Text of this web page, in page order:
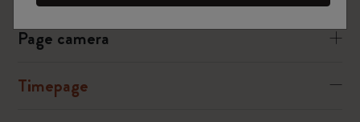
Page camera
Timepage